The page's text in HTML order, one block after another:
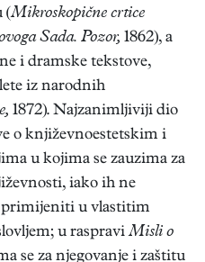
(Mikroskopične crtice
Sada. Pozor, 1862), a
i dramske tekstove,
iz narodnih
1872). Najzanimljiviji dio
o književnoestetskim i
u kojima se zauzima za
iako ih ne
primijeniti u vlastitim
u raspraviMisli o
se za njegovanje i zaštitu